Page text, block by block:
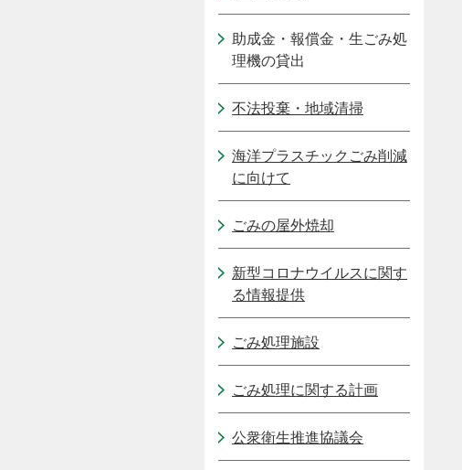
助成金・報償金・生ごみ処
理機の貸出
不法投棄・地域清掃
海洋プラスチックごみ削減
に向けて
ごみの屋外焼却
新型コロナウイルスに関す
る情報提供
ごみ処理施設
ごみ処理に関する計画
公衆衛生推進協議会